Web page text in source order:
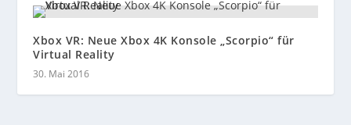
Xbox VR: Neue Xbox 4K Konsole „Scorpio“ für
Virtual Reality
30. Mai 2016